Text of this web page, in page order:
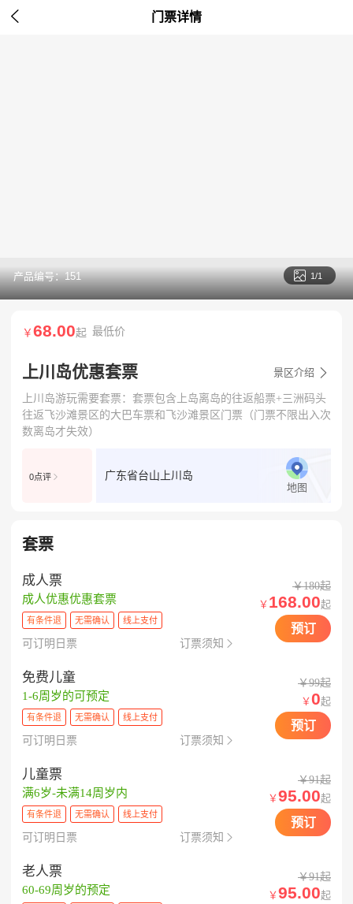
 门票详情
产品编号：151  1/1
￥68.00起 最低价
上川岛优惠套票 景区介绍 
上川岛游玩需要套票：套票包含上岛离岛的往返船票+三洲码头
往返飞沙滩景区的大巴车票和飞沙滩景区门票（门票不限出入次
数离岛才失效）
0点评 
广东省台山上川岛
地图
套票
成人票
成人优惠优惠套票
有条件退 无需确认 线上支付
可订明日票 订票须知 
￥180起
￥ 168.00起
预订
免费儿童
1-6周岁的可预定
有条件退 无需确认 线上支付
可订明日票 订票须知 
￥99起
￥0起
预订
儿童票
满6岁-未满14周岁内
有条件退 无需确认 线上支付
可订明日票 订票须知 
￥91起
￥95.00起
预订
老人票
60-69周岁的预定
￥91起
￥95.00起